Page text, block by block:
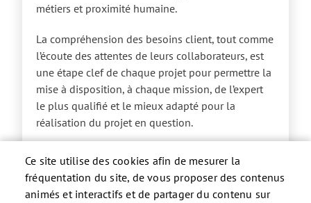
métiers et proximité humaine.
La compréhension des besoins client, tout comme
l’écoute des attentes de leurs collaborateurs, est
une étape clef de chaque projet pour permettre la
mise à disposition, à chaque mission, de l’expert
le plus qualifié et le mieux adapté pour la
réalisation du projet en question.
intimement liés. L’humain est au service de
l’expertise. La satisfaction vient donner du sens à
Ce site utilise des cookies afin de mesurer la
fréquentation du site, de vous proposer des contenus
animés et interactifs et de partager du contenu sur